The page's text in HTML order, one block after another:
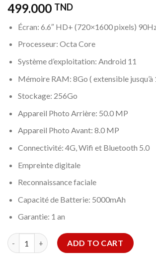
499.000 TND
Écran: 6.6″ HD+ (720×1600 pixels)
Processeur: Octa Core
Système d’exploitation: Android 11
Mémoire RAM: 8Go ( extensible jusqu’à
Stockage: 256Go
Appareil Photo Arrière: 50.0 MP
Appareil Photo Avant: 8.0 MP
Connectivité: 4G, Wifi et Bluetooth 5.0
Empreinte digitale
Reconnaissance faciale
Capacité de Batterie: 5000mAh
Garantie: 1 an
SMARTPHONE ITEL S23 8GO 256GO -
ADD TO CART